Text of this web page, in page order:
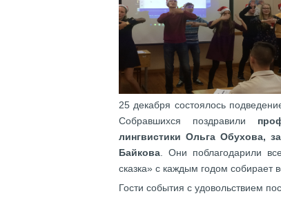
25 декабря состоялось
Собравшихся поздравили
лингвистики Ольга Обухова,
Байкова . Они поблагодарили
сказка» с каждым годом собирает
Гости события с удовольствием